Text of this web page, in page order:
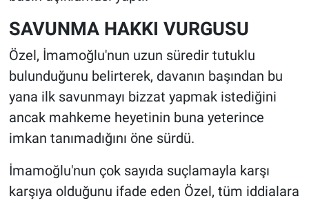
SAVUNMA HAKKI VURGUSU
Özel, İmamoğlu'nun uzun süredir tutuklu
bulunduğunu belirterek, davanın başından bu
yana ilk savunmayı bizzat yapmak istediğini
ancak mahkeme heyetinin buna yeterince
imkan tanımadığını öne sürdü.
İmamoğlu'nun çok sayıda suçlamayla karşı
karşıya olduğunu ifade eden Özel, tüm iddialara